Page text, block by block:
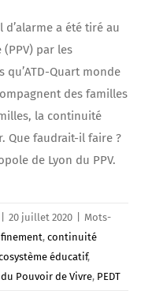
a été tiré au
par les
Quart monde
des familles
la continuité
Que faudrait-il faire ?
de Lyon du PPV.
20 juillet 2020
Mots-
, continuité
éducatif,
du Pouvoir de Vivre, PEDT